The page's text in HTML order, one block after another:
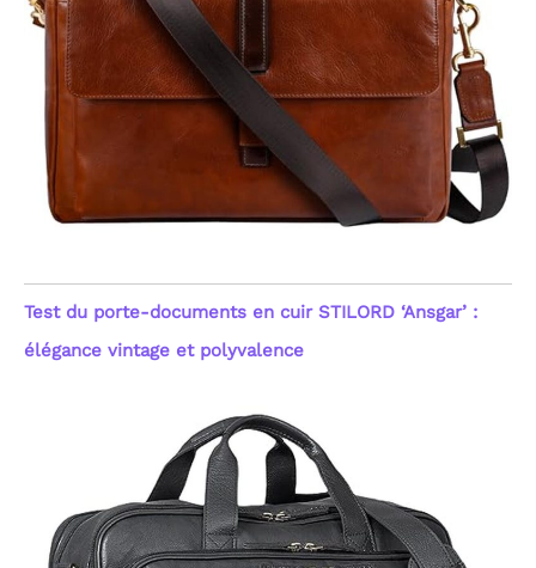
Test du porte-documents en cuir STILORD ‘Ansgar’ :
élégance vintage et polyvalence